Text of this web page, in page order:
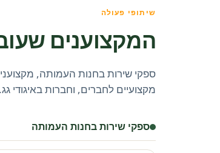
שיתופי פעולה
המקצוענים
ספקי שירות בחנות העמותה,
מקצועיים לחברים, וחברות באיגודי גג.
ספקי שירות בחנות העמותה